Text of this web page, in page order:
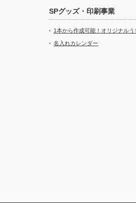
SPグッズ・印刷事業
1本から作成可能！オリジナル
名入れカレンダー